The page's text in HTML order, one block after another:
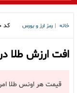
خانه رمز ارز و بورس کد
افت ارزش طلا